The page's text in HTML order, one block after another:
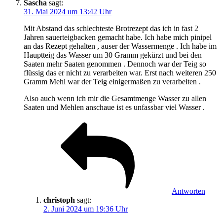
Sascha sagt:
31. Mai 2024 um 13:42 Uhr
Mit Abstand das schlechteste Brotrezept das ich in fast 2
Jahren sauerteigbacken gemacht habe. Ich habe mich pinipel
an das Rezept gehalten , auser der Wassermenge . Ich habe im
Hauptteig das Wasser um 30 Gramm gekürzt und bei den
Saaten mehr Saaten genommen . Dennoch war der Teig so
flüssig das er nicht zu verarbeiten war. Erst nach weiteren 250
Gramm Mehl war der Teig einigermaßen zu verarbeiten .
Also auch wenn ich mir die Gesamtmenge Wasser zu allen
Saaten und Mehlen anschaue ist es unfassbar viel Wasser .
Antworten
christoph sagt:
2. Juni 2024 um 19:36 Uhr